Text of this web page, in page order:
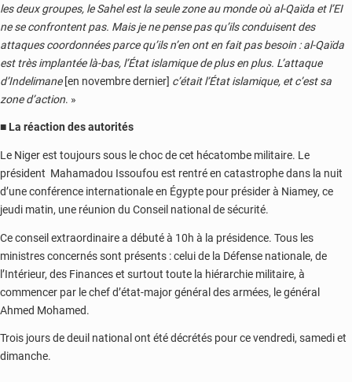
les deux groupes, le Sahel est la seule zone au monde où al-Qaïda et l’EI
ne se confrontent pas. Mais je ne pense pas qu’ils conduisent des
attaques coordonnées parce qu’ils n’en ont en fait pas besoin : al-Qaïda
est très implantée là-bas, l’État islamique de plus en plus. L’attaque
d’Indelimane[en novembre dernier] c’était l’État islamique, et c’est sa
zone d’action. »
■ La réaction des autorités
Le Niger est toujours sous le choc de cet hécatombe militaire. Le
président Mahamadou Issoufou est rentré en catastrophe dans la nuit
d’une conférence internationale en Égypte pour présider à Niamey, ce
jeudi matin, une réunion du Conseil national de sécurité.
Ce conseil extraordinaire a débuté à 10h à la présidence. Tous les
ministres concernés sont présents : celui de la Défense nationale, de
l’Intérieur, des Finances et surtout toute la hiérarchie militaire, à
commencer par le chef d’état-major général des armées, le général
Ahmed Mohamed.
Trois jours de deuil national ont été décrétés pour ce vendredi, samedi et
dimanche.